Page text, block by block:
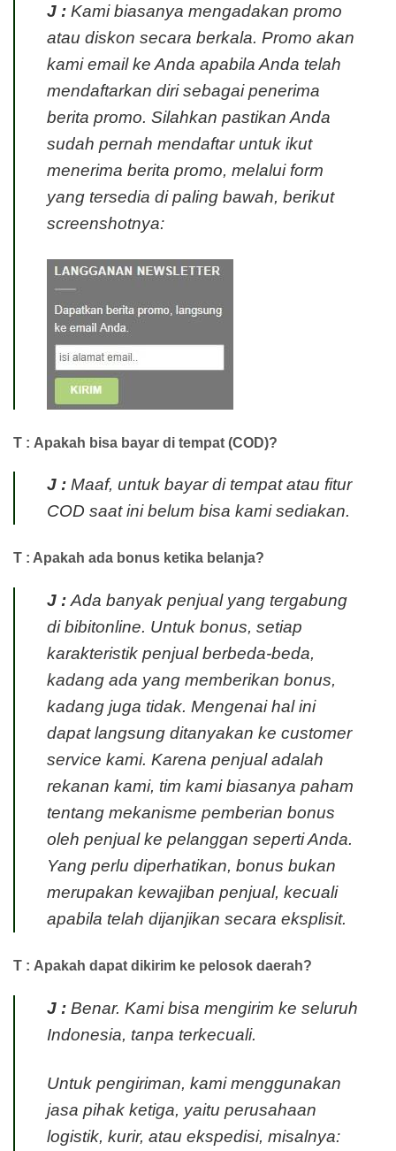
J : Kami biasanya mengadakan promo
atau diskon secara berkala. Promo akan
kami email ke Anda apabila Anda telah
mendaftarkan diri sebagai penerima
berita promo. Silahkan pastikan Anda
sudah pernah mendaftar untuk ikut
menerima berita promo, melalui form
yang tersedia di paling bawah, berikut
screenshotnya:
T : Apakah bisa bayar di tempat (COD)?
J : Maaf, untuk bayar di tempat atau fitur
COD saat ini belum bisa kami sediakan.
T : Apakah ada bonus ketika belanja?
J : Ada banyak penjual yang tergabung
di bibitonline. Untuk bonus, setiap
karakteristik penjual berbeda-beda,
kadang ada yang memberikan bonus,
kadang juga tidak. Mengenai hal ini
dapat langsung ditanyakan ke customer
service kami. Karena penjual adalah
rekanan kami, tim kami biasanya paham
tentang mekanisme pemberian bonus
oleh penjual ke pelanggan seperti Anda.
Yang perlu diperhatikan, bonus bukan
merupakan kewajiban penjual, kecuali
apabila telah dijanjikan secara eksplisit.
T : Apakah dapat dikirim ke pelosok daerah?
J : Benar. Kami bisa mengirim ke seluruh
Indonesia, tanpa terkecuali.
Untuk pengiriman, kami menggunakan
jasa pihak ketiga, yaitu perusahaan
logistik, kurir, atau ekspedisi, misalnya: